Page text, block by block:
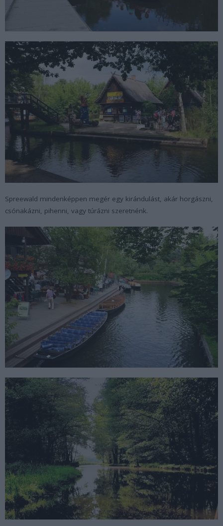
Spreewald mindenképpen megér egy kirándulást, akár horgászni,
csónakázni, pihenni, vagy túrázni szeretnénk.